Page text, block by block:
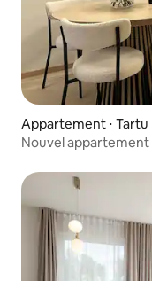
Appartement ⋅ Tartu
Nouvel appartement